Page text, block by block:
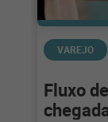
VAREJO
Fluxo